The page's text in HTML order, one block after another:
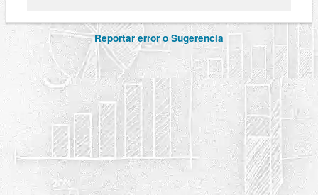
Reportar error o Sugerencia